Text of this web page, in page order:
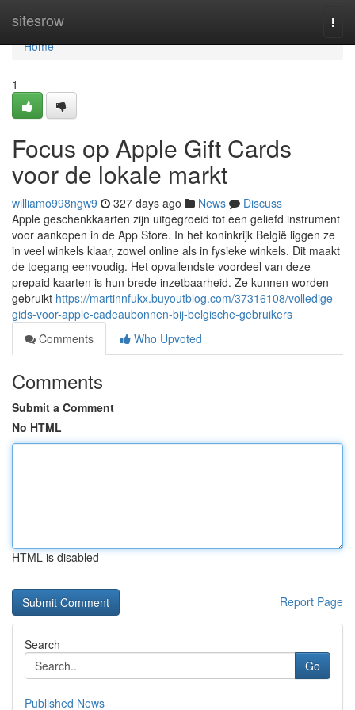
sitesrow
Home
Home
1
Focus op Apple Gift Cards
voor de lokale markt
williamo998ngw9 327 days ago News
Discuss
Apple geschenkkaarten zijn uitgegroeid tot een geliefd instrument
voor aankopen in de App Store. In het koninkrijk België liggen ze
in veel winkels klaar, zowel online als in fysieke winkels. Dit maakt
de toegang eenvoudig. Het opvallendste voordeel van deze
prepaid kaarten is hun brede inzetbaarheid. Ze kunnen worden
gebruikt https://martinnfukx.buyoutblog.com/37316108/volledige-
gids-voor-apple-cadeaubonnen-bij-belgische-gebruikers
Comments
Who Upvoted
Comments
Submit a Comment
No HTML
HTML is disabled
Report Page
Search
Go
Published News